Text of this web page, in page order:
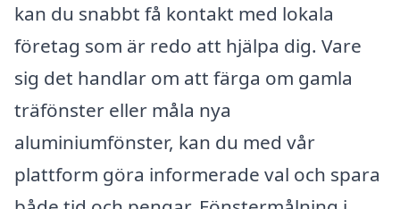
kan du snabbt få kontakt med lokala
företag som är redo att hjälpa dig. Vare
sig det handlar om att färga om gamla
träfönster eller måla nya
aluminiumfönster, kan du med vår
plattform göra informerade val och spara